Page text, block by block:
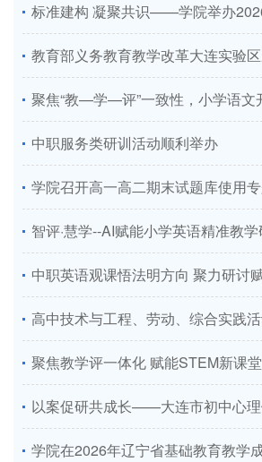
中职服务类研训活动顺利举办
聚焦教学评一体化 赋能STEM新课堂